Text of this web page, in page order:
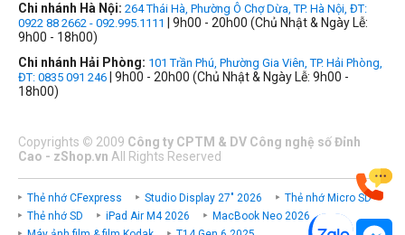
Chi nhánh Hà Nội: 264 Thái Hà, Phường Ô Chợ Dừa, TP. Hà Nội, ĐT:
0922 88 2662 - 092.995.1111
| 9h00 - 20h00 (Chủ Nhật & Ngày Lễ:
9h00 - 18h00)
Chi nhánh Hải Phòng: 101 Trần Phú, Phường Gia Viên, TP. Hải Phòng,
ĐT: 0835 091 246 | 9h00 - 20h00 (Chủ Nhật & Ngày Lễ: 9h00 -
18h00)
Copyrights © 2009 Công ty CPTM & DV Công nghệ số Đỉnh
Cao - zShop.vn All Rights Reserved
Thẻ nhớ CFexpress Studio Display 27" 2026
Thẻ nhớ Micro SD
Thẻ nhớ SD
iPad Air M4 2026
MacBook Neo 2026